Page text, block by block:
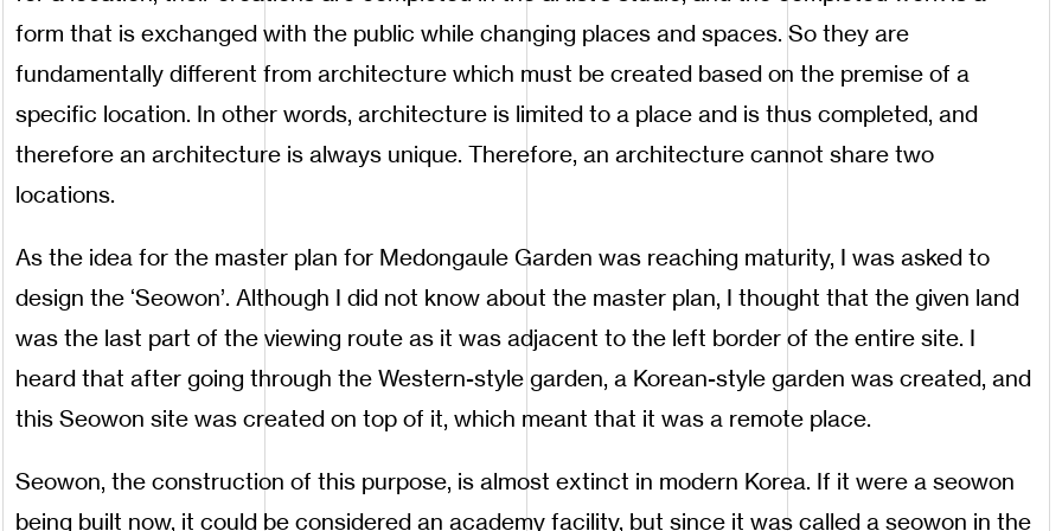
form that is exchanged with the public while changing places and spaces. So they are
fundamentally different from architecture which must be created based on the premise of a
specific location. In other words, architecture is limited to a place and is thus completed, and
therefore an architecture is always unique. Therefore, an architecture cannot share two
locations.
As the idea for the master plan for Medongaule Garden was reaching maturity, I was asked to
design the ‘Seowon’. Although I did not know about the master plan, I thought that the given land
was the last part of the viewing route as it was adjacent to the left border of the entire site. I
heard that after going through the Western-style garden, a Korean-style garden was created, and
this Seowon site was created on top of it, which meant that it was a remote place.
Seowon, the construction of this purpose, is almost extinct in modern Korea. If it were a seowon
being built now, it could be considered an academy facility, but since it was called a seowon in the